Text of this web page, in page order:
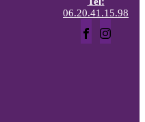
06.20.41.15.98